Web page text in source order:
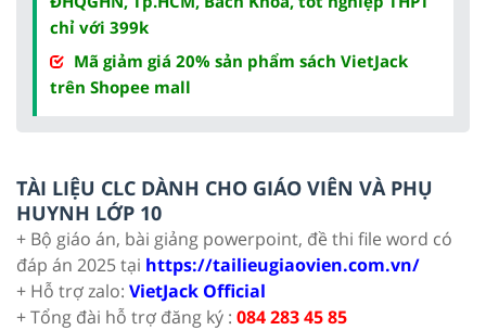
chỉ với 399k
Mã giảm giá 20% sản phẩm sách VietJack
trên Shopee mall
TÀI LIỆU CLC DÀNH CHO GIÁO VIÊN VÀ PHỤ
HUYNH LỚP 10
+ Bộ giáo án, bài giảng powerpoint, đề thi file word có
đáp án 2025 tại https://tailieugiaovien.com.vn/
+ Hỗ trợ zalo: VietJack Official
+ Tổng đài hỗ trợ đăng ký : 084 283 45 85